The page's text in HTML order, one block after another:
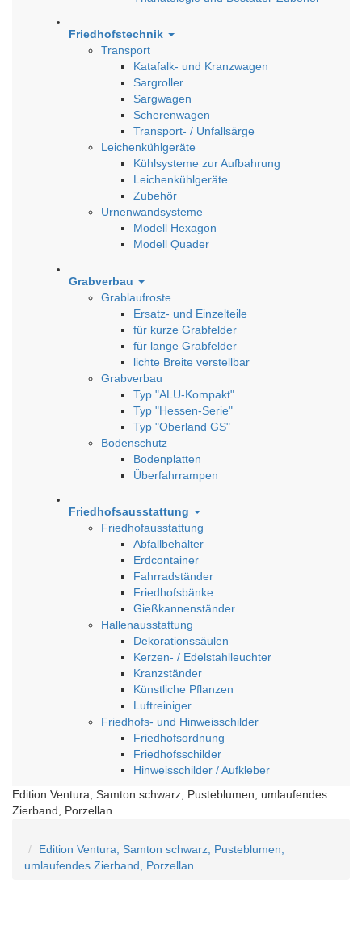
Friedhofstechnik
Transport
Katafalk- und Kranzwagen
Sargroller
Sargwagen
Scherenwagen
Transport- / Unfallsärge
Leichenkühlgeräte
Kühlsysteme zur Aufbahrung
Leichenkühlgeräte
Zubehör
Urnenwandsysteme
Modell Hexagon
Modell Quader
Grabverbau
Grablaufroste
Ersatz- und Einzelteile
für kurze Grabfelder
für lange Grabfelder
lichte Breite verstellbar
Grabverbau
Typ "ALU-Kompakt"
Typ "Hessen-Serie"
Typ "Oberland GS"
Bodenschutz
Bodenplatten
Überfahrrampen
Friedhofsausstattung
Friedhofausstattung
Abfallbehälter
Erdcontainer
Fahrradständer
Friedhofsbänke
Gießkannenständer
Hallenausstattung
Dekorationssäulen
Kerzen- / Edelstahlleuchter
Kranzständer
Künstliche Pflanzen
Luftreiniger
Friedhofs- und Hinweisschilder
Friedhofsordnung
Friedhofsschilder
Hinweisschilder / Aufkleber
Edition Ventura, Samton schwarz, Pusteblumen, umlaufendes
Zierband, Porzellan
Edition Ventura, Samton schwarz, Pusteblumen,
umlaufendes Zierband, Porzellan